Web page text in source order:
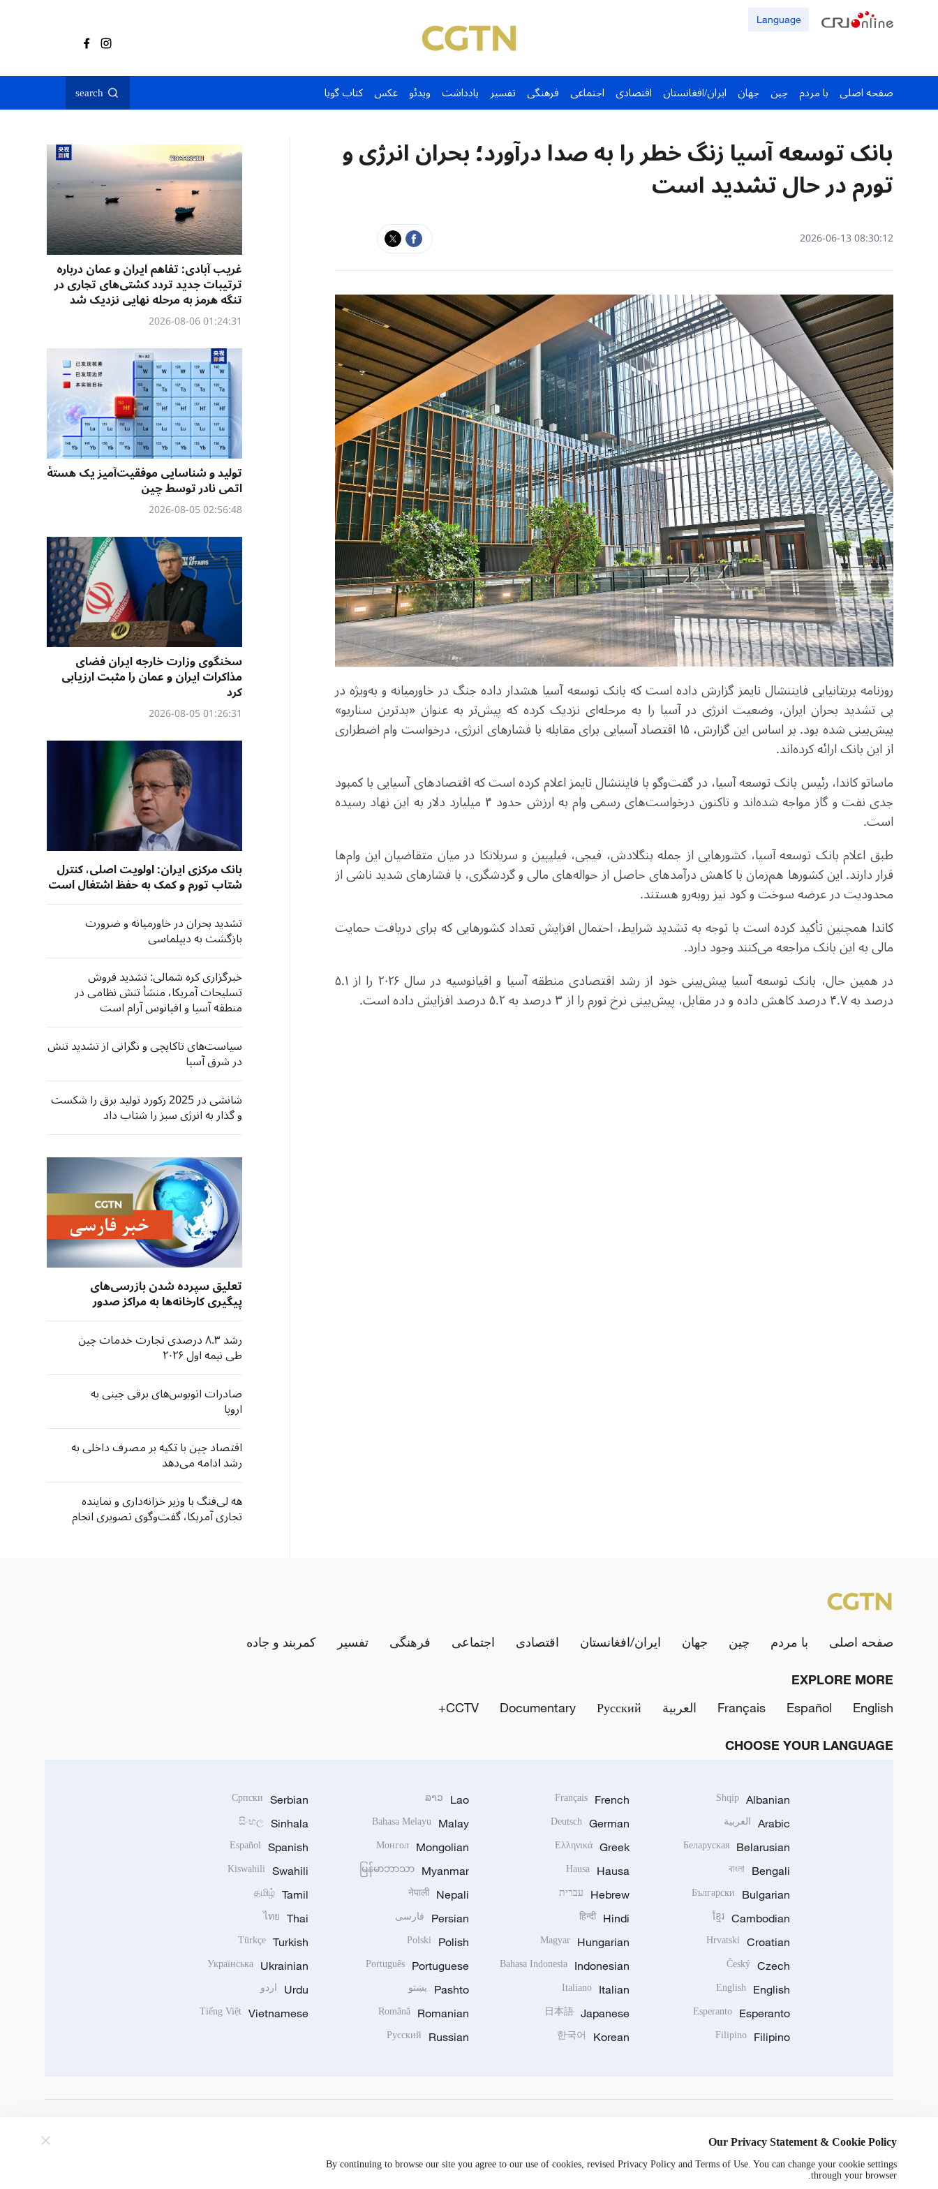
Language
صفحه اصلی با مردم چین جهان ایران/افغانستان اقتصادی اجتماعی فرهنگی تفسیر یادداشت ویدئو عکس کتاب گویا search
بانک توسعه آسیا زنگ خطر را به صدا درآورد؛ بحران انرژی و
تورم در حال تشدید است
08:30:12 2026-06-13
روزنامه بریتانیایی فایننشال تایمز گزارش داده است که بانک توسعه آسیا هشدار داده جنگ در خاورمیانه و به‌ویژه در
پی تشدید بحران ایران، وضعیت انرژی در آسیا را به مرحله‌ای نزدیک کرده که پیش‌تر به عنوان «بدترین سناریو»
پیش‌بینی شده بود. بر اساس این گزارش، ۱۵ اقتصاد آسیایی برای مقابله با فشارهای انرژی، درخواست وام اضطراری
از این بانک ارائه کرده‌اند.
ماساتو کاندا، رئیس بانک توسعه آسیا، در گفت‌وگو با فایننشال تایمز اعلام کرده است که اقتصادهای آسیایی با کمبود
جدی نفت و گاز مواجه شده‌اند و تاکنون درخواست‌های رسمی وام به ارزش حدود ۴ میلیارد دلار به این نهاد رسیده
است.
طبق اعلام بانک توسعه آسیا، کشورهایی از جمله بنگلادش، فیجی، فیلیپین و سریلانکا در میان متقاضیان این وام‌ها
قرار دارند. این کشورها هم‌زمان با کاهش درآمدهای حاصل از حواله‌های مالی و گردشگری، با فشارهای شدید ناشی از
محدودیت در عرضه سوخت و کود نیز روبه‌رو هستند.
کاندا همچنین تأکید کرده است با توجه به تشدید شرایط، احتمال افزایش تعداد کشورهایی که برای دریافت حمایت
مالی به این بانک مراجعه می‌کنند وجود دارد.
در همین حال، بانک توسعه آسیا پیش‌بینی خود از رشد اقتصادی منطقه آسیا و اقیانوسیه در سال ۲۰۲۶ را از ۵.۱
درصد به ۴.۷ درصد کاهش داده و در مقابل، پیش‌بینی نرخ تورم را از ۳ درصد به ۵.۲ درصد افزایش داده است.
غریب آبادی: تفاهم ایران و عمان درباره
ترتیبات جدید تردد کشتی‌های تجاری در
تنگه هرمز به مرحله نهایی نزدیک شد
01:24:31 2026-08-06
تولید و شناسایی موفقیت‌آمیز یک هستهٔ
اتمی نادر توسط چین
02:56:48 2026-08-05
سخنگوی وزارت خارجه ایران فضای
مذاکرات ایران و عمان را مثبت ارزیابی
کرد
01:26:31 2026-08-05
بانک مرکزی ایران: اولویت اصلی، کنترل
شتاب تورم و کمک به حفظ اشتغال است
تشدید بحران در خاورمیانه و ضرورت
بازگشت به دیپلماسی
خبرگزاری کره شمالی: تشدید فروش
تسلیحات آمریکا، منشأ تنش نظامی در
منطقه آسیا و اقیانوس آرام است
سیاست‌های تاکایچی و نگرانی از تشدید تنش
در شرق آسیا
شانشی در 2025 رکورد تولید برق را شکست
و گذار به انرژی سبز را شتاب داد
تعلیق سپرده شدن بازرسی‌های
پیگیری کارخانه‌ها به مراکز صدور
گواهی مستقر در آمریکا از سوی
نهادهای صادرکننده «سی‌سی‌سی»
چین رشد ۸.۳ درصدی تجارت خدمات چین
طی نیمه اول ۲۰۲۶
صادرات اتوبوس‌های برقی چینی به
اروپا
اقتصاد چین با تکیه بر مصرف داخلی به
رشد ادامه می‌دهد
هه لی‌فنگ با وزیر خزانه‌داری و نماینده
تجاری آمریکا، گفت‌وگوی تصویری انجام
صفحه اصلی با مردم چین جهان ایران/افغانستان اقتصادی اجتماعی فرهنگی تفسیر کمربند و جاده
EXPLORE MORE
English
Español
Français العربية Русский
Documentary
CCTV+
CHOOSE YOUR LANGUAGE
Albanian
Shqip
Arabic العربية
Belarusian
Беларуская
Bengali
বাংলা
Bulgarian
Български
Cambodian
ខ្មែរ
Croatian
Hrvatski
Czech
Český
English
English
Esperanto
Esperanto
Filipino
Filipino
French
Français
German
Deutsch
Greek
Ελληνικά
Hausa
Hausa
Hebrew עברית
Hindi
हिन्दी
Hungarian
Magyar
Indonesian
Bahasa Indonesia
Italian
Italiano
Japanese
日本語
Korean
한국어
Lao
ລາວ
Malay
Bahasa Melayu
Mongolian
Монгол
Myanmar
မြန်မာဘာသာ
Nepali
नेपाली
Persian فارسی
Polish
Polski
Portuguese
Português
Pashto پښتو
Romanian
Română
Russian
Русский
Serbian
Српски
Sinhala
සිංහල
Spanish
Español
Swahili
Kiswahili
Tamil
தமிழ்
Thai
ไทย
Turkish
Türkçe
Ukrainian
Українська
Urdu اردو
Vietnamese
Tiếng Việt
Our Privacy Statement & Cookie Policy
By continuing to browse our site you agree to our use of cookies, revised Privacy Policy and Terms of Use. You can change your cookie settings
through your browser.